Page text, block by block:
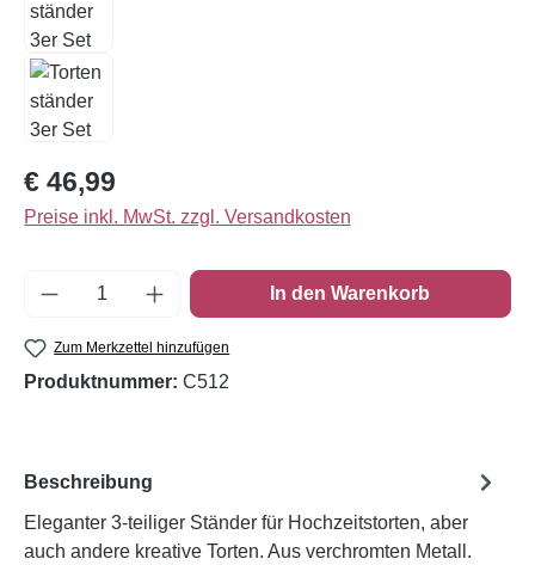
Regulärer Preis:
€ 46,99
Preise inkl. MwSt. zzgl. Versandkosten
Produkt Anzahl: Gib den gewünschten
In den Warenkorb
Zum Merkzettel hinzufügen
Produktnummer: C512
Beschreibung
Eleganter 3-teiliger Ständer für Hochzeitstorten, aber
auch andere kreative Torten. Aus verchromten Metall.